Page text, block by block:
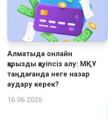
Алматыда онлайн
қарызды қауіпсіз алу: МҚҰ
таңдағанда неге назар
аудару керек?
16.06.2026